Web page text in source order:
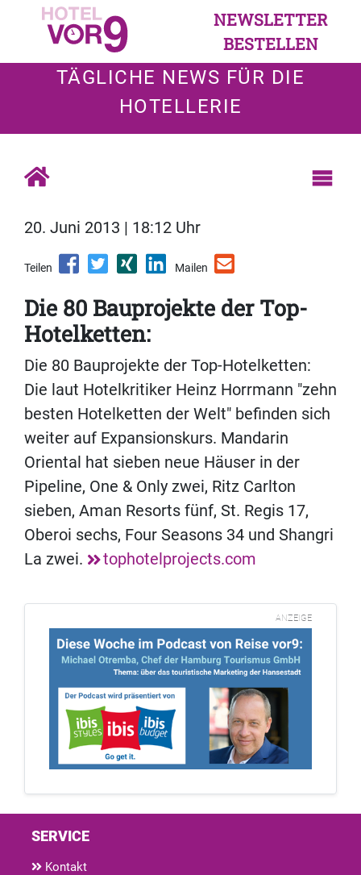
NEWSLETTER
BESTELLEN
TÄGLICHE NEWS FÜR DIE
HOTELLERIE
20. Juni 2013 | 18:12 Uhr
Teilen Mailen
Die 80 Bauprojekte der Top-
Hotelketten:
Die 80 Bauprojekte der Top-Hotelketten:
Die laut Hotelkritiker Heinz Horrmann "zehn
besten Hotelketten der Welt" befinden sich
weiter auf Expansionskurs. Mandarin
Oriental hat sieben neue Häuser in der
Pipeline, One & Only zwei, Ritz Carlton
sieben, Aman Resorts fünf, St. Regis 17,
Oberoi sechs, Four Seasons 34 und Shangri
La zwei.
tophotelprojects.com
ANZEIGE
SERVICE
Kontakt